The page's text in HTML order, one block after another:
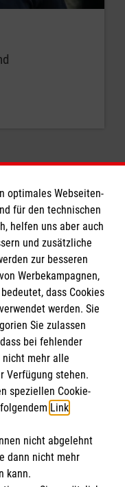
Caritas eG
18
optimales Webseiten-
für den technischen
helfen uns aber auch
und zusätzliche
zur besseren
Werbekampagnen,
dass Cookies
werden. Sie
Sie zulassen
bei fehlender
mehr alle
Verfügung stehen.
speziellen Cookie-
Link.
nicht abgelehnt
dann nicht mehr
kann.